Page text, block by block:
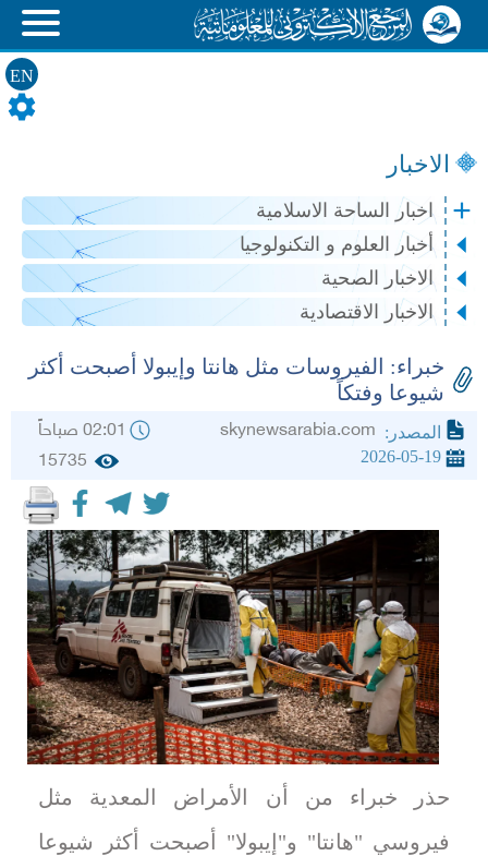
EN
الاخبار
اخبار الساحة الاسلامية
أخبار العلوم و التكنولوجيا
الاخبار الصحية
الاخبار الاقتصادية
خبراء: الفيروسات مثل هانتا وإيبولا أصبحت أكثر
شيوعا وفتكاً
المصدر: 02:01 صباحاً
2026-05-19
15735
حذر خبراء من أن الأمراض المعدية مثل
فيروسي "هانتا" و"إيبولا" أصبحت أكثر شيوعا